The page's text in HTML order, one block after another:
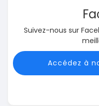
Suivez-nous sur
Accédez à